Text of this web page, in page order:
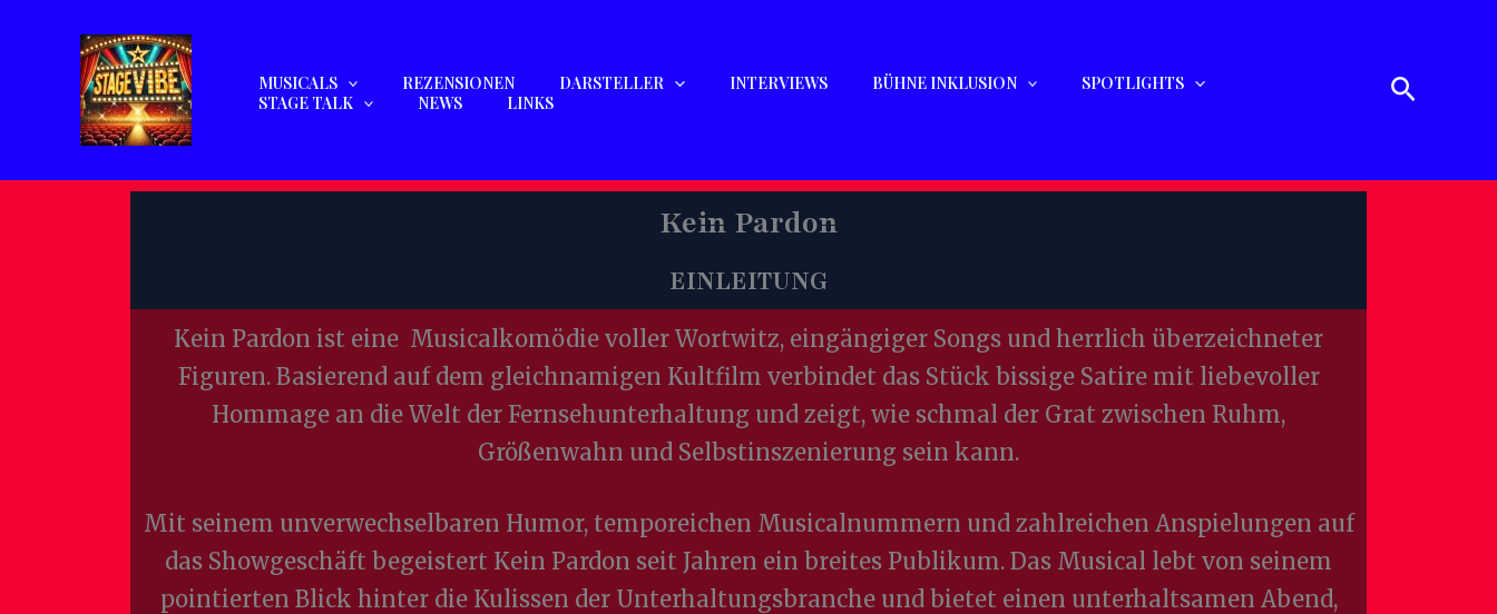
MUSICALS REZENSIONEN DARSTELLER INTERVIEWS BÜHNE INKLUSION
SPOTLIGHTS
STAGE TALK
NEWS LINKS Suchen
Kein Pardon
EINLEITUNG
Kein Pardon ist eine Musicalkomödie voller Wortwitz, eingängiger Songs und herrlich überzeichneter
Figuren. Basierend auf dem gleichnamigen Kultfilm verbindet das Stück bissige Satire mit liebevoller
Hommage an die Welt der Fernsehunterhaltung und zeigt, wie schmal der Grat zwischen Ruhm,
Größenwahn und Selbstinszenierung sein kann.
Mit seinem unverwechselbaren Humor, temporeichen Musicalnummern und zahlreichen Anspielungen auf
das Showgeschäft begeistert Kein Pardon seit Jahren ein breites Publikum. Das Musical lebt von seinem
pointierten Blick hinter die Kulissen der Unterhaltungsbranche und bietet einen unterhaltsamen Abend,